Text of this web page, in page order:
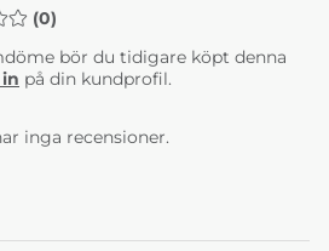
4-6 Veckor
0 AV 5 ANTAL BETYG 0
(0)
bör du tidigare köpt denna
på din kundprofil.
inga recensioner.